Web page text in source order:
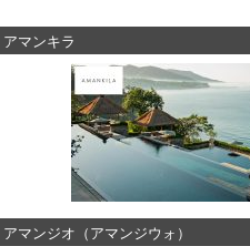
アマンキラ
アマンジオ（アマンジウォ）